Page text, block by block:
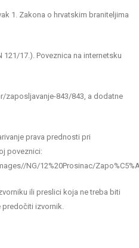
1. Zakona o hrvatskim braniteljima
17.). Poveznica na internetsku
zaposljavanje-843/843, a dodatne
prava prednosti pri
poveznici:
NG/12%20Prosinac/
ili preslici koja ne treba biti
predočiti izvornik.